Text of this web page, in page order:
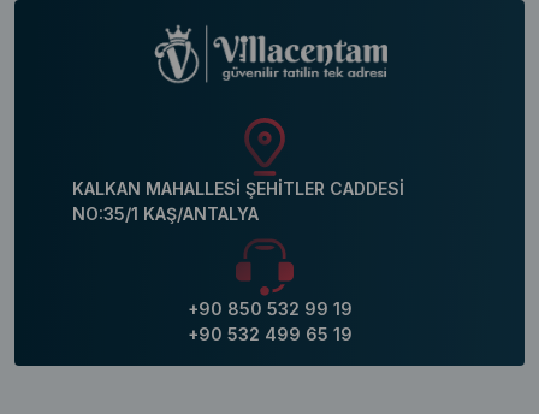
KALKAN MAHALLESİ ŞEHİTLER CADDESİ
NO:35/1 KAŞ/ANTALYA
+90 850 532 99 19
+90 532 499 65 19